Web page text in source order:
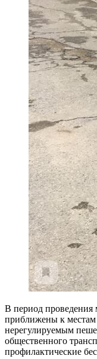
В период
приближены к местам
нерегулируемым
общественного
профилактические